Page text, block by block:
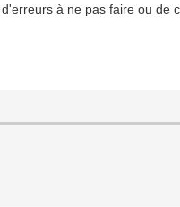
à ne pas faire ou de